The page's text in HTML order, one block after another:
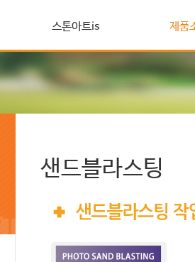
스톤아트is 제품
샌드블라스팅